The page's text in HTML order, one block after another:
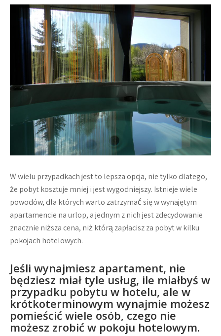
W wielu przypadkach jest to lepsza opcja, nie tylko dlatego,
że pobyt kosztuje mniej i jest wygodniejszy. Istnieje wiele
powodów, dla których warto zatrzymać się w wynajętym
apartamencie na urlop, a jednym z nich jest zdecydowanie
znacznie niższa cena, niż którą zapłacisz za pobyt w kilku
pokojach hotelowych.
Jeśli wynajmiesz apartament, nie
będziesz miał tyle usług, ile miałbyś w
przypadku pobytu w hotelu, ale w
krótkoterminowym wynajmie możesz
pomieścić wiele osób, czego nie
możesz zrobić w pokoju hotelowym.